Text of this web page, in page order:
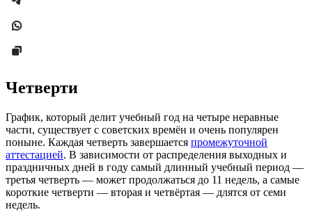
Четверти
График, который делит учебный год на четыре неравные
части, существует с советских времён и очень популярен
поныне. Каждая четверть завершается промежуточной
аттестацией. В зависимости от распределения выходных и
праздничных дней в году самый длинный учебный период —
третья четверть — может продолжаться до 11 недель, а самые
короткие четверти — вторая и четвёртая — длятся от семи
недель.